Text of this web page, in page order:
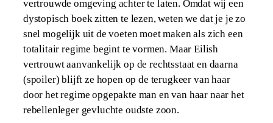
vertrouwde omgeving achter te laten. Omdat wij een
dystopisch boek zitten te lezen, weten we dat je je zo
snel mogelijk uit de voeten moet maken als zich een
totalitair regime begint te vormen. Maar Eilish
vertrouwt aanvankelijk op de rechtsstaat en daarna
(spoiler) blijft ze hopen op de terugkeer van haar
door het regime opgepakte man en van haar naar het
rebellenleger gevluchte oudste zoon.